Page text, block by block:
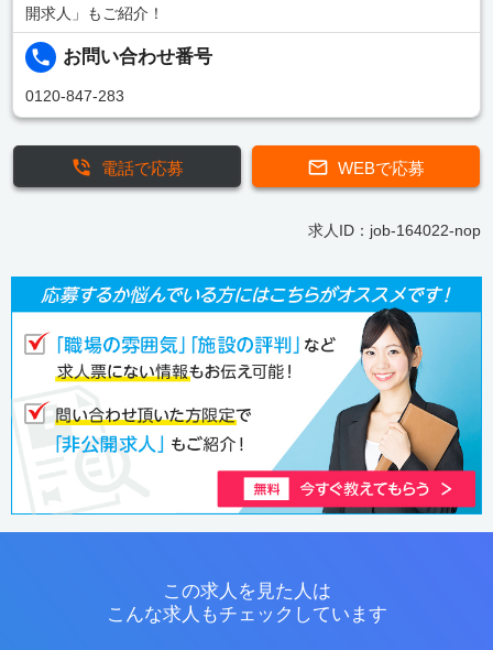
開求人」もご紹介！
お問い合わせ番号
0120-847-283
WEBで応募
電話で応募
求人ID：job-164022-nop
この求人を見た人は
こんな求人もチェックしています